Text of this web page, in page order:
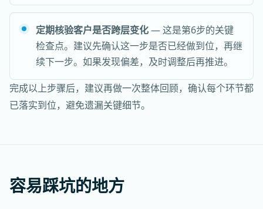
定期核验客户是否跨层变化— 这是第6步的关键
检查点。建议先确认这一步是否已经做到位，再继
续下一步。如果发现偏差，及时调整后再推进。
完成以上步骤后，建议再做一次整体回顾，确认每个环节都
已落实到位，避免遗漏关键细节。
容易踩坑的地方